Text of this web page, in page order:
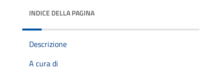
INDICE DELLA PAGINA
Descrizione
A cura di